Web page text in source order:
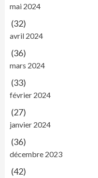
mai 2024
(32)
avril 2024
(36)
mars 2024
(33)
février 2024
(27)
janvier 2024
(36)
décembre 2023
(42)